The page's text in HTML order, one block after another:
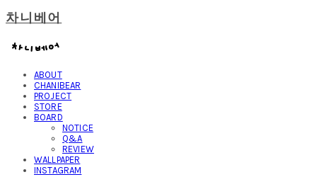
차니베어
ABOUT
CHANIBEAR
PROJECT
STORE
BOARD
NOTICE
Q&A
REVIEW
WALLPAPER
INSTAGRAM